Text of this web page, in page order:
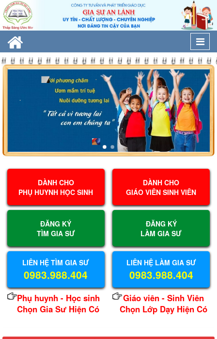
DÀNH CHO
PHỤ HUYNH HỌC SINH
ĐĂNG KÝ
TÌM GIA SƯ
LIÊN HỆ TÌM GIA SƯ
0983.988.404
Phụ huynh - Học sinh
Chọn Gia Sư Hiện Có
DÀNH CHO
GIÁO VIÊN SINH VIÊN
ĐĂNG KÝ
LÀM GIA SƯ
LIÊN HỆ LÀM GIA SƯ
0983.988.404
Giáo viên - Sinh Viên
Chọn Lớp Dạy Hiện Có